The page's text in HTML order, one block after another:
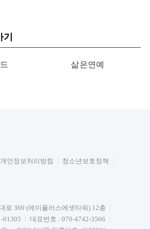
삶은연예
개인정보처리방침
청소년보호정책
로 369 (에이플러스에셋타워) 12층
01305
대표번호 : 070-4742-3566